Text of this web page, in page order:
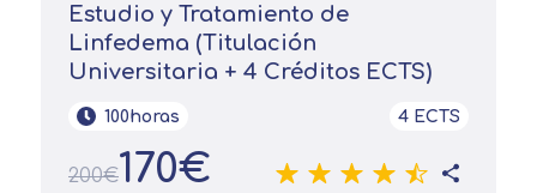
Estudio y Tratamiento de
Linfedema (Titulación
Universitaria + 4 Créditos ECTS)
100horas 4 ECTS
200€170€
Nombre
Telefono